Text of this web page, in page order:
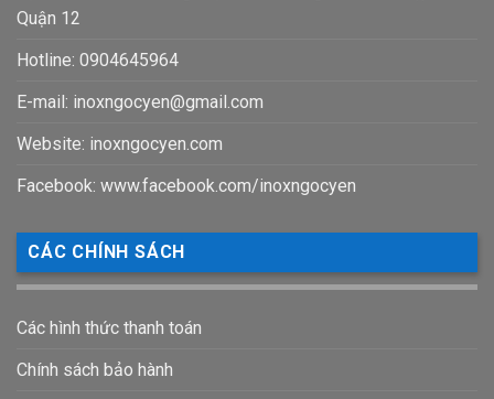
Quận 12
Hotline: 0904645964
E-mail: inoxngocyen@gmail.com
Website: inoxngocyen.com
Facebook: www.facebook.com/inoxngocyen
CÁC CHÍNH SÁCH
Các hình thức thanh toán
Chính sách bảo hành